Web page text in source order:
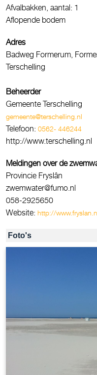
Afvalbakken, aantal: 1
Aflopende bodem
Adres
Badweg Formerum,
Terschelling
Beheerder
Gemeente Terschelling
gemeente@terschelling.nl
Telefoon: 0562- 446244
http://www.terschelling.nl
Meldingen over de
Provincie Fryslân
zwemwater@fumo.nl
058-2925650
Website: http://
Foto's